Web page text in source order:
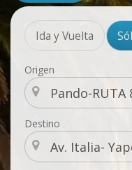
Ida y Vuelta
Origen
Destino